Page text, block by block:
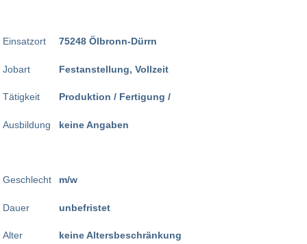
Einsatzort
Jobart
Tätigkeit
Ausbildung
Geschlecht
Dauer
Alter
75248 Ölbronn-Dürrn
Festanstellung, Vollzeit
Produktion / Fertigung /
keine Angaben
m/w
unbefristet
keine Altersbeschränkung